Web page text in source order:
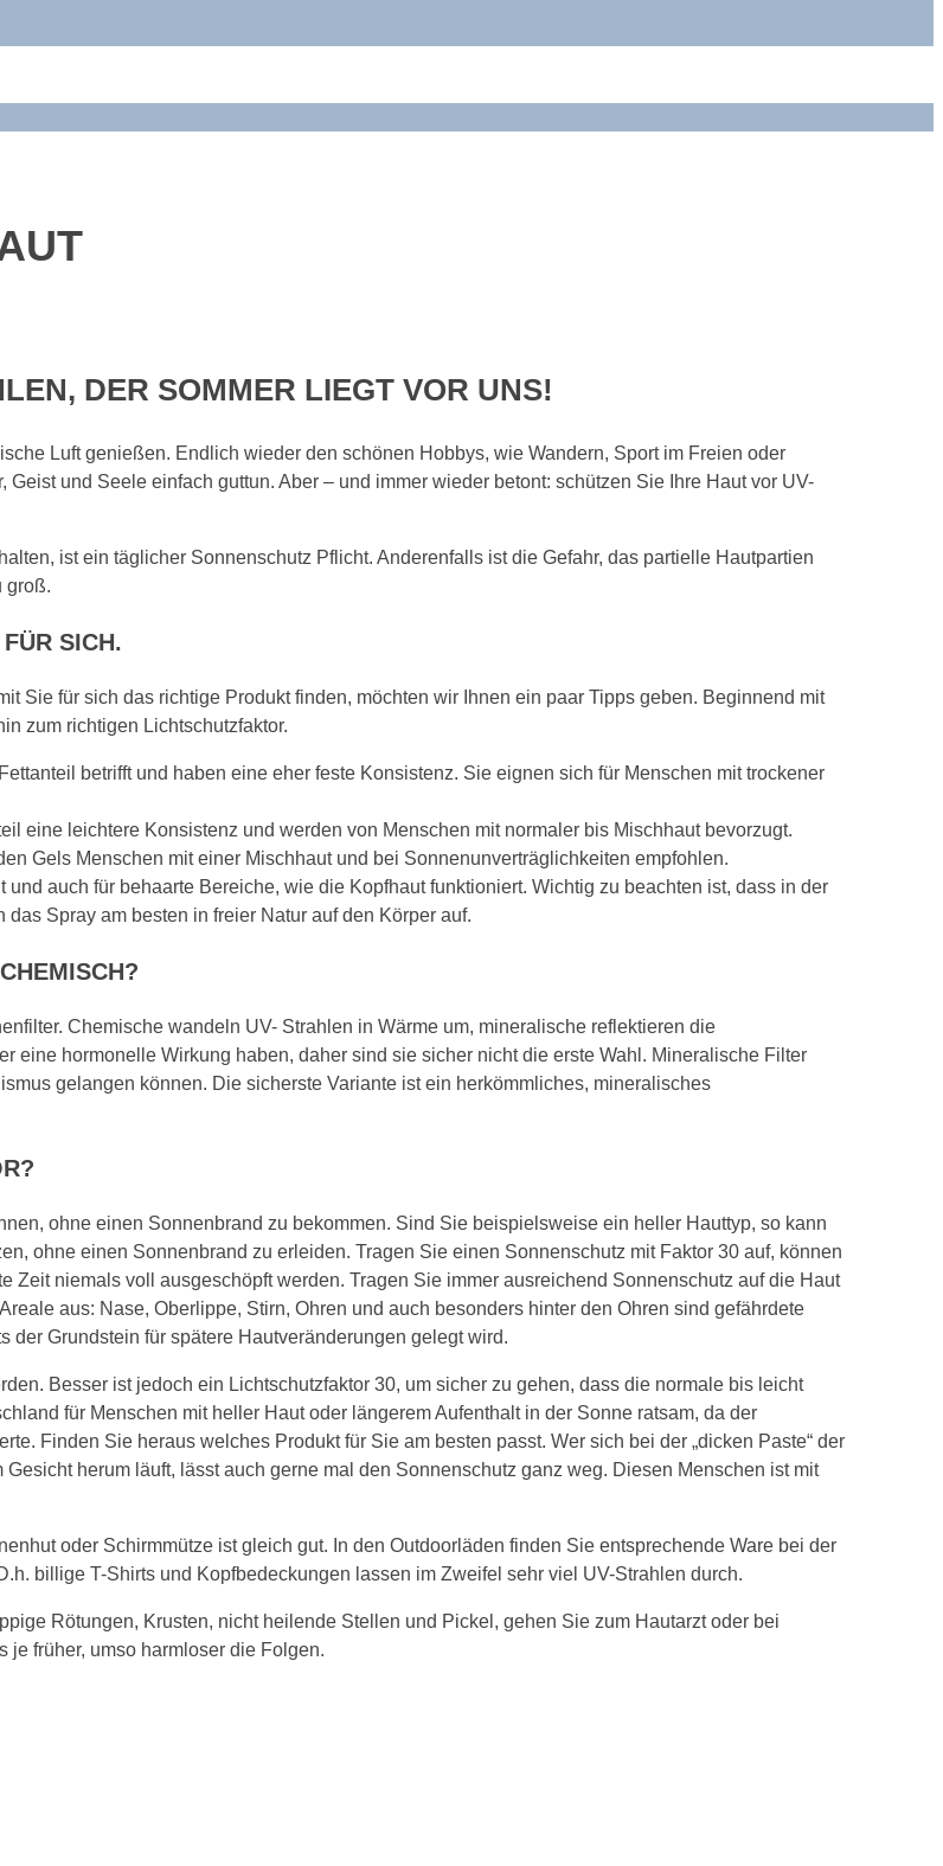
DER SOMMER LIEGT VOR UNS!
Luft genießen. Endlich wieder den schönen Hobbys, wie Wandern, Sport im Freien oder
und Seele einfach guttun. Aber – und immer wieder betont: schützen Sie Ihre Haut vor UV-
ist ein täglicher Sonnenschutz Pflicht. Anderenfalls ist die Gefahr, das partielle Hautpartien
groß.
SICH.
Sie für sich das richtige Produkt finden, möchten wir Ihnen ein paar Tipps geben. Beginnend mit
zum richtigen Lichtschutzfaktor.
betrifft und haben eine eher feste Konsistenz. Sie eignen sich für Menschen mit trockener
eine leichtere Konsistenz und werden von Menschen mit normaler bis Mischhaut bevorzugt.
Gels Menschen mit einer Mischhaut und bei Sonnenunverträglichkeiten empfohlen.
auch für behaarte Bereiche, wie die Kopfhaut funktioniert. Wichtig zu beachten ist, dass in der
Spray am besten in freier Natur auf den Körper auf.
Chemische wandeln UV- Strahlen in Wärme um, mineralische reflektieren die
eine hormonelle Wirkung haben, daher sind sie sicher nicht die erste Wahl. Mineralische Filter
gelangen können. Die sicherste Variante ist ein herkömmliches, mineralisches
ohne einen Sonnenbrand zu bekommen. Sind Sie beispielsweise ein heller Hauttyp, so kann
ohne einen Sonnenbrand zu erleiden. Tragen Sie einen Sonnenschutz mit Faktor 30 auf, können
niemals voll ausgeschöpft werden. Tragen Sie immer ausreichend Sonnenschutz auf die Haut
aus: Nase, Oberlippe, Stirn, Ohren und auch besonders hinter den Ohren sind gefährdete
Grundstein für spätere Hautveränderungen gelegt wird.
Besser ist jedoch ein Lichtschutzfaktor 30, um sicher zu gehen, dass die normale bis leicht
für Menschen mit heller Haut oder längerem Aufenthalt in der Sonne ratsam, da der
Finden Sie heraus welches Produkt für Sie am besten passt. Wer sich bei der „dicken Paste“ der
herum läuft, lässt auch gerne mal den Sonnenschutz ganz weg. Diesen Menschen ist mit
oder Schirmmütze ist gleich gut. In den Outdoorläden finden Sie entsprechende Ware bei der
billige T-Shirts und Kopfbedeckungen lassen im Zweifel sehr viel UV-Strahlen durch.
Rötungen, Krusten, nicht heilende Stellen und Pickel, gehen Sie zum Hautarzt oder bei
je früher, umso harmloser die Folgen.